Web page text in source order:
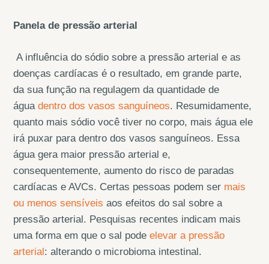
Panela de pressão arterial
A influência do sódio sobre a pressão arterial e as
doenças cardíacas é o resultado, em grande parte,
da sua função na regulagem da quantidade de
águadentro dos vasos sanguíneos. Resumidamente,
quanto mais sódio você tiver no corpo, mais água ele
irá puxar para dentro dos vasos sanguíneos. Essa
água gera maior pressão arterial e,
consequentemente, aumento do risco de paradas
cardíacas e AVCs. Certas pessoas podem ser mais
ou menos sensíveis aos efeitos do sal sobre a
pressão arterial. Pesquisas recentes indicam mais
uma forma em que o sal podeelevar a pressão
arterial: alterando o microbioma intestinal.